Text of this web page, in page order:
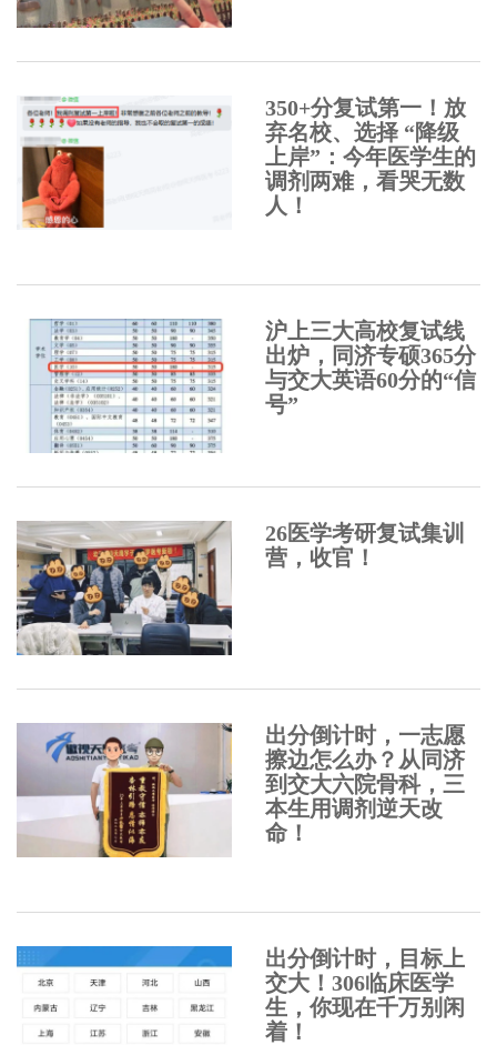
350+分复试第一！放
弃名校、选择 “降级
上岸”：今年医学生的
调剂两难，看哭无数
人！
沪上三大高校复试线
出炉，同济专硕365分
与交大英语60分的“信
号”
26医学考研复试集训
营，收官！
出分倒计时，一志愿
擦边怎么办？从同济
到交大六院骨科，三
本生用调剂逆天改
命！
出分倒计时，目标上
交大！306临床医学
生，你现在千万别闲
着！